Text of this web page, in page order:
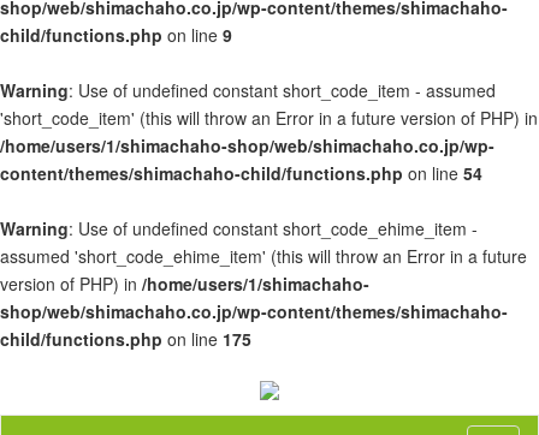
shop/web/shimachaho.co.jp/wp-content/themes/shimachaho-
child/functions.php on line 9
Warning: Use of undefined constant short_code_item - assumed
'short_code_item' (this will throw an Error in a future version of PHP) in
/home/users/1/shimachaho-shop/web/shimachaho.co.jp/wp-
content/themes/shimachaho-child/functions.php on line 54
Warning: Use of undefined constant short_code_ehime_item -
assumed 'short_code_ehime_item' (this will throw an Error in a future
version of PHP) in /home/users/1/shimachaho-
shop/web/shimachaho.co.jp/wp-content/themes/shimachaho-
child/functions.php on line 175